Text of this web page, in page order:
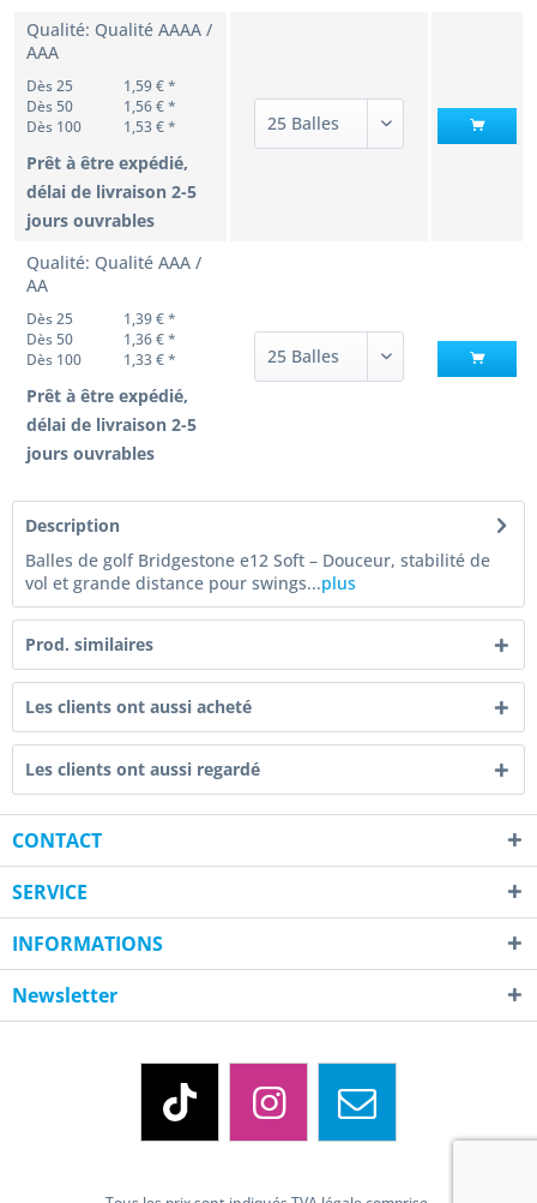
Qualité: Qualité AAAA /
AAA
Dès 25
1,59 € *
Dès 50
1,56 € *
Dès 100
1,53 € *
Prêt à être expédié,
délai de livraison 2-5
jours ouvrables
Qualité: Qualité AAA /
AA
Dès 25
1,39 € *
Dès 50
1,36 € *
Dès 100
1,33 € *
Prêt à être expédié,
délai de livraison 2-5
jours ouvrables
Description
Balles de golf Bridgestone e12 Soft – Douceur, stabilité de
vol et grande distance pour swings...plus
Prod. similaires
Les clients ont aussi acheté
Les clients ont aussi regardé
CONTACT
SERVICE
INFORMATIONS
Newsletter